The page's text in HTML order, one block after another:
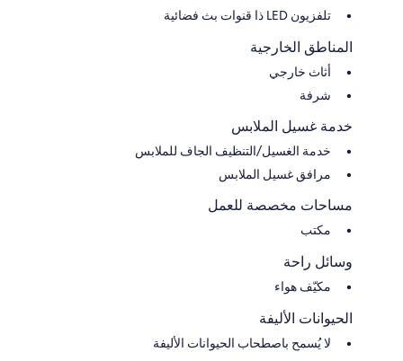
تلفزيون LED ذا قنوات بث فضائية
المناطق الخارجية
أثاث خارجي
شرفة
خدمة غسيل الملابس
خدمة الغسيل/التنظيف الجاف للملابس
مرافق غسيل الملابس
مساحات مخصصة للعمل
مكتب
وسائل راحة
مكيّف هواء
الحيوانات الأليفة
لا يُسمح باصطحاب الحيوانات الأليفة